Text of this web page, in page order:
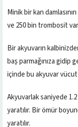
Minik bir kan
ve 250 bin trombosit
Bir akyuvarın
baş parmağınıza gidip
içinde bu akyuvar
Akyuvarlak saniyede
yaratılır. Bir ömür
yaratılır.